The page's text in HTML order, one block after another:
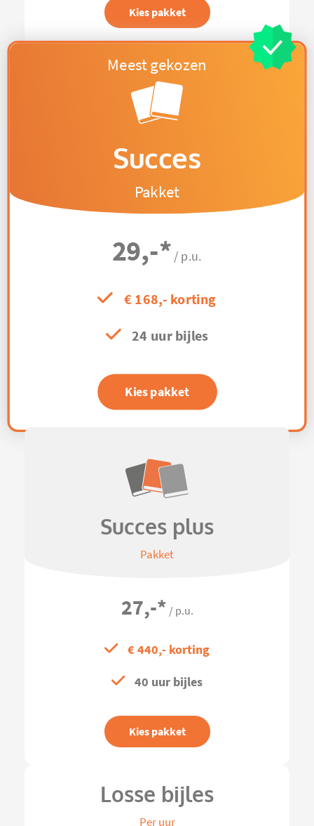
Kies pakket
Succes
Pakket
29,-* / p.u.
€ 168,- korting
24 uur bijles
Kies pakket
Succes plus
Pakket
27,-* / p.u.
€ 440,- korting
40 uur bijles
Kies pakket
Losse bijles
Per uur